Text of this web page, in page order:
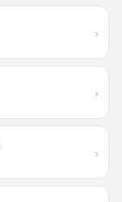
›
›
›